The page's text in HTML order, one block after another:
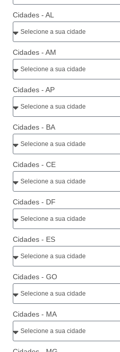
Cidades - AL
Cidades - AM
Cidades - AP
Cidades - BA
Cidades - CE
Cidades - DF
Cidades - ES
Cidades - GO
Cidades - MA